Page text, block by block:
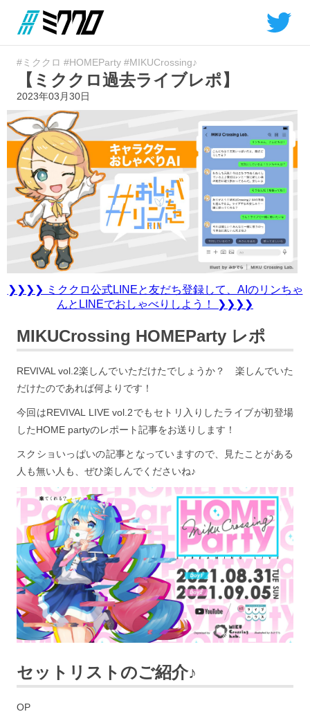
#ミククロ #HOMEParty #MIKUCrossing♪
【ミククロ過去ライブレポ】
2023年03月30日
❯❯❯❯ ミククロ公式LINEと友だち登録して、AIのリンちゃ
んとLINEでおしゃべりしよう！ ❯❯❯❯
MIKUCrossing HOMEParty レポ
REVIVAL vol.2楽しんでいただけたでしょうか？ 楽しんでいた
だけたのであれば何よりです！
今回はREVIVAL LIVE vol.2でもセトリ入りしたライブが初登場
したHOME partyのレポート記事をお送りします！
スクショいっぱいの記事となっていますので、見たことがある
人も無い人も、ぜひ楽しんでくださいね♪
セットリストのご紹介♪
OP